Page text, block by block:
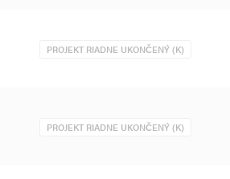
PROJEKT RIADNE UKONČENÝ (K)
PROJEKT RIADNE UKONČENÝ (K)